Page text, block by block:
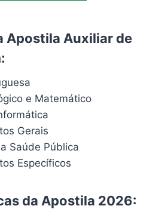
Apostila Auxiliar de
e Matemático
Gerais
Saúde Pública
Específicos
da Apostila 2026: